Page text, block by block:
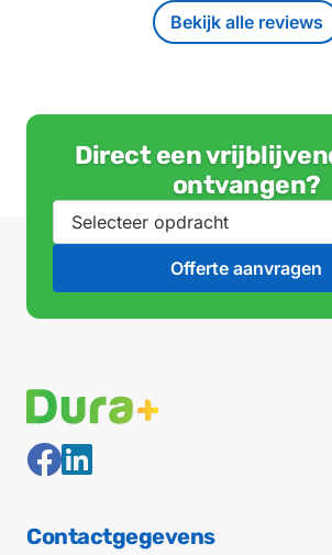
Bekijk alle reviews
Direct een
ontvangen?
Contactgegevens